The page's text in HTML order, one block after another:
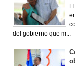
del gobierno que m...